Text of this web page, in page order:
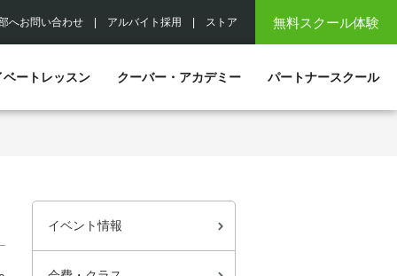
無料スクール体験
へお問い合わせ アルバイト採用 ストア
ベートレッスン クーバー・アカデミー パートナースクール
イベント情報